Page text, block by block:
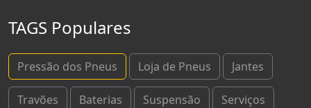
TAGS Populares
Pressão dos Pneus Loja de Pneus Jantes
Travões Baterias Suspensão Serviços